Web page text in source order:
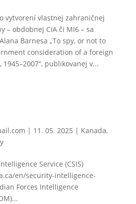
vytvorení vlastnej zahraničnej
– obdobnej CIA či MI6 – sa
Barnesa „To spy, or not to
consideration of a foreign
publikovanej v...
| 11. 05. 2025 | Kanada,
Service (CSIS)
en/security-intelligence-
Forces Intelligence